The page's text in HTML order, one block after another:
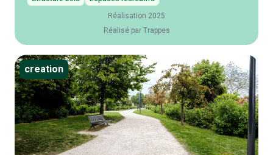
Réalisation 2025
Réalisé par Trappes
creation